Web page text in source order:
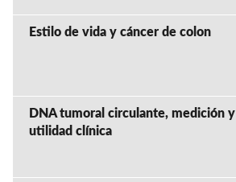
Estilo de vida y cáncer de colon
DNA tumoral circulante, medición y
utilidad clínica